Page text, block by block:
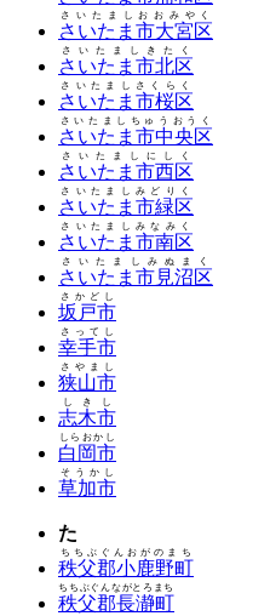
さいたま市大宮区
さいたましおおみやく
さいたま市北区
さいたましきたく
さいたま市桜区
さいたましさくらく
さいたま市中央区
さいたましちゅうおうく
さいたま市西区
さいたましにしく
さいたま市緑区
さいたましみどりく
さいたま市南区
さいたましみなみく
さいたま市見沼区
さいたましみぬまく
坂戸市
さかどし
幸手市
さってし
狭山市
さやまし
志木市
しきし
白岡市
しらおかし
草加市
そうかし
た
秩父郡小鹿野町
ちちぶぐんおがのまち
秩父郡長瀞町
ちちぶぐんながとろまち